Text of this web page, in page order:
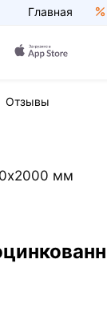
Главная
Отзывы
мм